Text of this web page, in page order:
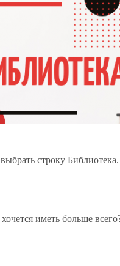
строку Библиотека.
иметь больше